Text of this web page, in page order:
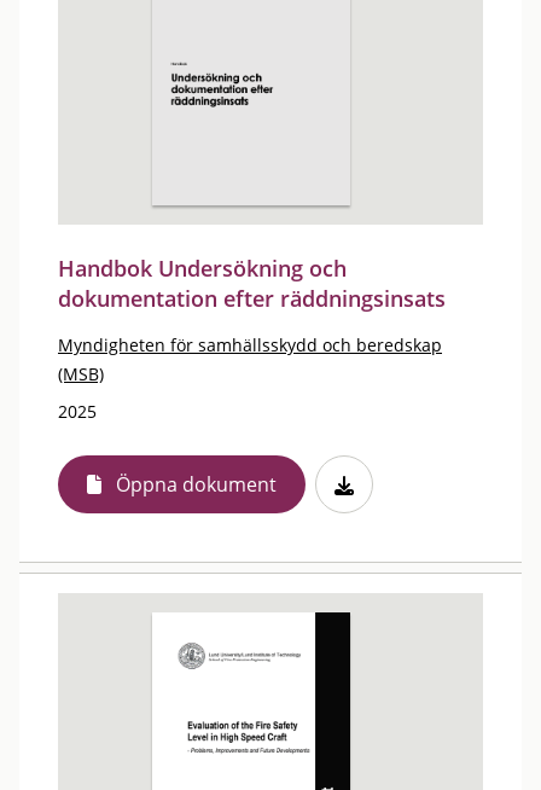
Handbok Undersökning och
dokumentation efter räddningsinsats
Myndigheten för samhällsskydd och beredskap
(MSB)
2025
Öppna dokument